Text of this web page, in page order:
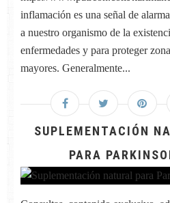
inflamación es una señal de
a nuestro organismo de la
enfermedades y para proteger
mayores. Generalmente...
SUPLEMENTACIÓN
PARA